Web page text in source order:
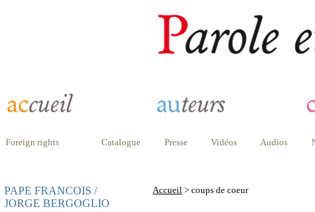
Foreign rights Catalogue Presse Vidéos Audios
PAPE FRANCOIS /
JORGE BERGOGLIO
Accueil > coups de coeur